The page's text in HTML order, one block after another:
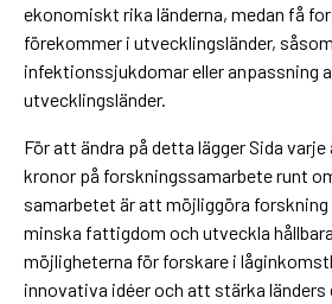
ekonomiskt rika länderna, medan få
förekommer i utvecklingsländer,
infektionssjukdomar eller anpassning
utvecklingsländer.
För att ändra på detta lägger Sida varje
kronor på forskningssamarbete runt
samarbetet är att möjliggöra
minska fattigdom och utveckla
möjligheterna för forskare i
innovativa idéer och att stärka länders